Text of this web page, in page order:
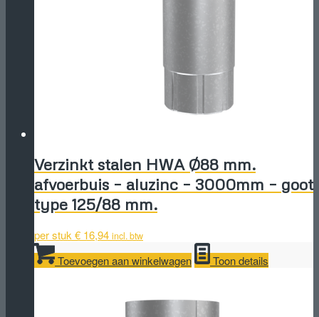
Verzinkt stalen HWA Ø88 mm.
afvoerbuis – aluzinc – 3000mm – goot
type 125/88 mm.
per stuk € 16,94 incl. btw
Toevoegen aan winkelwagen Toon details